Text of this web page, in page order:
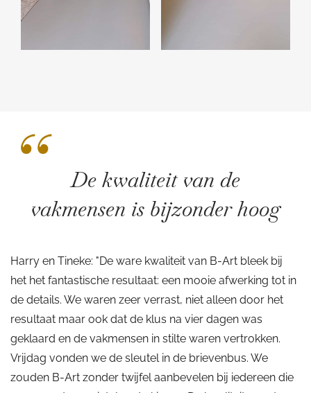
“
De kwaliteit van de
vakmensen is bijzonder hoog
Harry en Tineke: "De ware kwaliteit van B-Art bleek bij
het het fantastische resultaat: een mooie afwerking tot in
de details. We waren zeer verrast, niet alleen door het
resultaat maar ook dat de klus na vier dagen was
geklaard en de vakmensen in stilte waren vertrokken.
Vrijdag vonden we de sleutel in de brievenbus. We
zouden B-Art zonder twijfel aanbevelen bij iedereen die